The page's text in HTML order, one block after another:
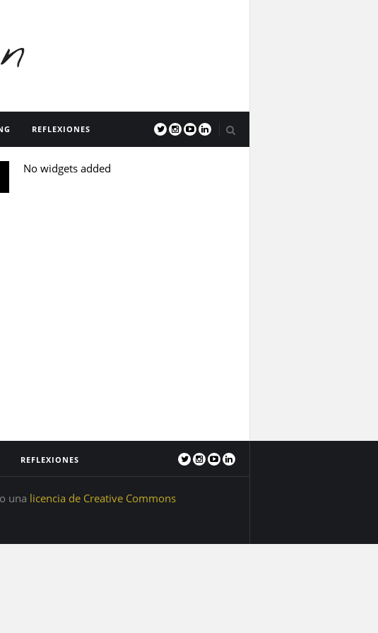
REFLEXIONES
No widgets added
REFLEXIONES
una licencia de Creative Commons